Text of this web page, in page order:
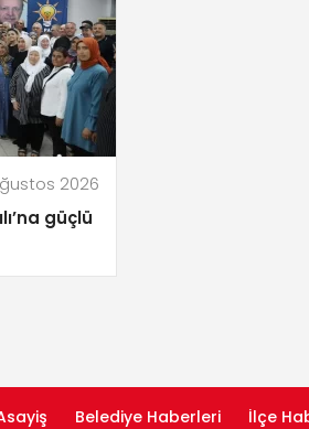
2026
güçlü
Belediye Haberleri İlçe